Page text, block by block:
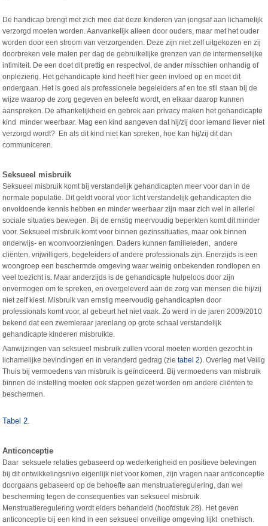
De handicap brengt met zich mee dat deze kinderen van jongsaf aan lichamelijk
verzorgd moeten worden. Aanvankelijk alleen door ouders, maar met het ouder
worden door een stroom van verzorgenden. Deze zijn niet zelf uitgekozen en zij
doorbreken vele malen per dag de gebruikelijke grenzen van de intermenselijke
intimiteit. De een doet dit prettig en respectvol, de ander misschien onhandig of
onplezierig. Het gehandicapte kind heeft hier geen invloed op en moet dit
ondergaan. Het is goed als professionele begeleiders af en toe stil staan bij de
wijze waarop de zorg gegeven en beleefd wordt, en elkaar daarop kunnen
aanspreken. De afhankelijkheid en gebrek aan privacy maken het gehandicapte
kind minder weerbaar. Mag een kind aangeven dat hij/zij door iemand liever niet
verzorgd wordt? En als dit kind niet kan spreken, hoe kan hij/zij dit dan
communiceren.
Seksueel misbruik
Seksueel misbruik komt bij verstandelijk gehandicapten meer voor dan in de
normale populatie. Dit geldt vooral voor licht verstandelijk gehandicapten die
onvoldoende kennis hebben en minder weerbaar zijn maar zich wel in allerlei
sociale situaties bewegen. Bij de ernstig meervoudig beperkten komt dit minder
voor. Seksueel misbruik komt voor binnen gezinssituaties, maar ook binnen
onderwijs- en woonvoorzieningen. Daders kunnen familieleden, andere
cliënten, vrijwilligers, begeleiders of andere professionals zijn. Enerzijds is een
woongroep een beschermde omgeving waar weinig onbekenden rondlopen en
veel toezicht is. Maar anderzijds is de gehandicapte hulpeloos door zijn
onvermogen om te spreken, en overgeleverd aan de zorg van mensen die hij/zij
niet zelf kiest. Misbruik van ernstig meervoudig gehandicapten door
professionals komt voor, al gebeurt het niet vaak. Zo werd in de jaren 2009/2010
bekend dat een zwemleraar jarenlang op grote schaal verstandelijk
gehandicapte kinderen misbruikte.
Aanwijzingen van seksueel misbruik zullen vooral moeten worden gezocht in
lichamelijke bevindingen en in veranderd gedrag (zietabel 2). Overleg met Veilig
Thuis bij vermoedens van misbruik is geïndiceerd. Bij vermoedens van misbruik
binnen de instelling moeten ook stappen gezet worden om andere cliënten te
beschermen.
Tabel 2.
Anticonceptie
Daar seksuele relaties gebaseerd op wederkerigheid en positieve belevingen
bij dit ontwikkelingsnivo eigenlijk niet voor komen, zijn vragen naar anticonceptie
doorgaans gebaseerd op de behoefte aan menstruatieregulering, dan wel
bescherming tegen de consequenties van seksueel misbruik.
Menstruatieregulering wordt elders behandeld (hoofdstuk 28). Het geven
anticonceptie bij een kind in een seksueel onveilige omgeving lijkt onethisch.